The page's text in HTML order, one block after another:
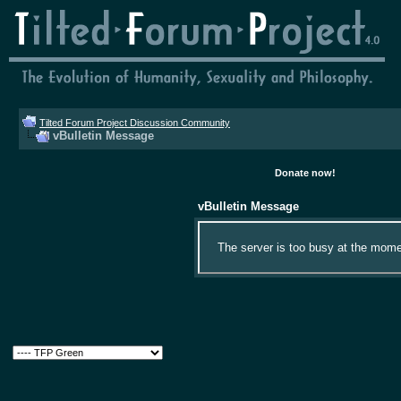
Tilted Forum Project Discussion Community
vBulletin Message
Donate now!
vBulletin Message
The server is too busy at the